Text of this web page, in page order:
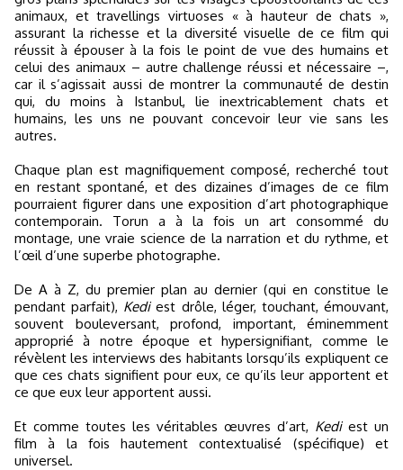
animaux, et travellings virtuoses « à hauteur de chats »,
assurant la richesse et la diversité visuelle de ce film qui
réussit à épouser à la fois le point de vue des humains et
celui des animaux – autre challenge réussi et nécessaire –,
car il s’agissait aussi de montrer la communauté de destin
qui, du moins à Istanbul, lie inextricablement chats et
humains, les uns ne pouvant concevoir leur vie sans les
autres.
Chaque plan est magnifiquement composé, recherché tout
en restant spontané, et des dizaines d’images de ce film
pourraient figurer dans une exposition d’art photographique
contemporain. Torun a à la fois un art consommé du
montage, une vraie science de la narration et du rythme, et
l’œil d’une superbe photographe.
De A à Z, du premier plan au dernier (qui en constitue le
pendant parfait), Kediest drôle, léger, touchant, émouvant,
souvent bouleversant, profond, important, éminemment
approprié à notre époque et hypersignifiant, comme le
révèlent les interviews des habitants lorsqu’ils expliquent ce
que ces chats signifient pour eux, ce qu’ils leur apportent et
ce que eux leur apportent aussi.
Et comme toutes les véritables œuvres d’art, Kediest un
film à la fois hautement contextualisé (spécifique) et
universel.